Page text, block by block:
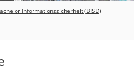
Informationssicherheit (BISD)